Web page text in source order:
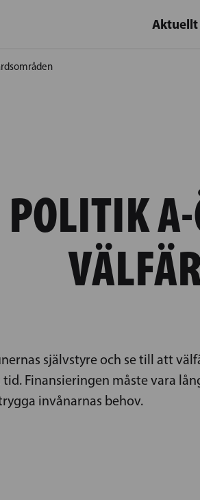
Aktuellt
POLITIK
självstyre och se till att
Finansieringen måste vara
invånarnas behov.